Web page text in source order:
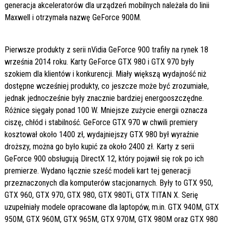
generacja akceleratorów dla urządzeń mobilnych należała do linii
Maxwell i otrzymała nazwę GeForce 900M.
Pierwsze produkty z serii nVidia GeForce 900 trafiły na rynek 18
września 2014 roku. Karty GeForce GTX 980 i GTX 970 były
szokiem dla klientów i konkurencji. Miały większą wydajność niż
dostępne wcześniej produkty, co jeszcze może być zrozumiałe,
jednak jednocześnie były znacznie bardziej energooszczędne.
Różnice sięgały ponad 100 W. Mniejsze zużycie energii oznacza
ciszę, chłód i stabilność. GeForce GTX 970 w chwili premiery
kosztował około 1400 zł, wydajniejszy GTX 980 był wyraźnie
droższy, można go było kupić za około 2400 zł. Karty z serii
GeForce 900 obsługują DirectX 12, który pojawił się rok po ich
premierze. Wydano łącznie sześć modeli kart tej generacji
przeznaczonych dla komputerów stacjonarnych. Były to GTX 950,
GTX 960, GTX 970, GTX 980, GTX 980Ti, GTX TITAN X. Serię
uzupełniały modele opracowane dla laptopów, m.in. GTX 940M, GTX
950M, GTX 960M, GTX 965M, GTX 970M, GTX 980M oraz GTX 980